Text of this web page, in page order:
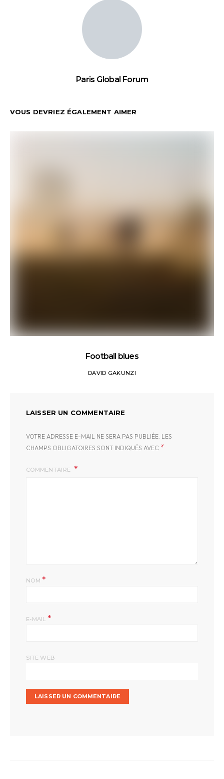
Paris Global Forum
VOUS DEVRIEZ ÉGALEMENT AIMER
Football blues
DAVID GAKUNZI
LAISSER UN COMMENTAIRE
VOTRE ADRESSE E-MAIL NE SERA PAS PUBLIÉE. LES
CHAMPS OBLIGATOIRES SONT INDIQUÉS AVEC *
COMMENTAIRE
NOM*
E-MAIL *
SITE WEB